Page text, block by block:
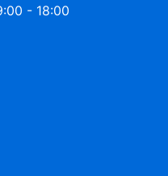
- 18:00